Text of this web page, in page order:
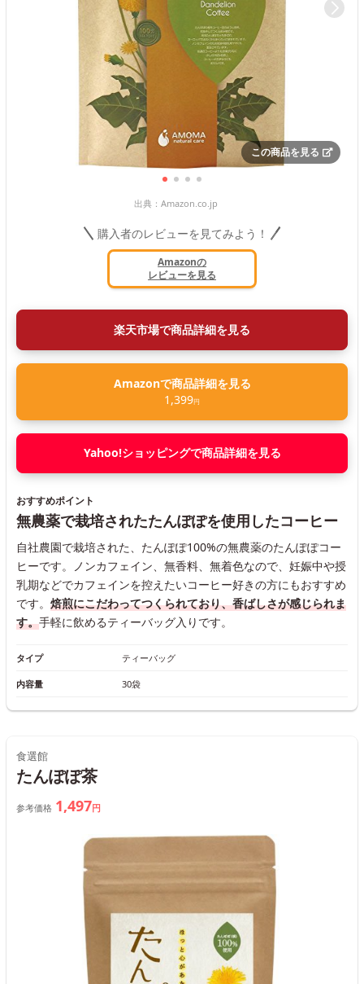
この商品を見る
出典： Amazon.co.jp
購入者のレビューを見てみよう！
Amazonの
レビューを見る
楽天市場で商品詳細を見る
Amazonで商品詳細を見る
1,399円
Yahoo!ショッピングで商品詳細を見る
おすすめポイント
無農薬で栽培されたたんぽぽを使用したコーヒー
自社農園で栽培された、たんぽぽ100%の無農薬のたんぽぽコー
ヒーです。ノンカフェイン、無香料、無着色なので、妊娠中や授
乳期などでカフェインを控えたいコーヒー好きの方にもおすすめ
です。 焙煎にこだわってつくられており、香ばしさが感じられま
す。手軽に飲めるティーバッグ入りです。
タイプ ティーバッグ
内容量 30袋
食選館
たんぽぽ茶
参考価格 1,497円